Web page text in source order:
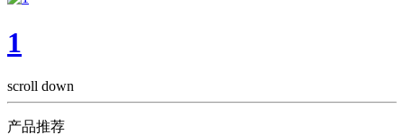
1
scroll down
产品推荐